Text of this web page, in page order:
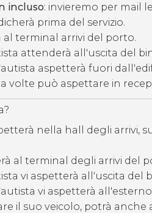
incluso: invieremo per mail
prima del servizio.
al terminal arrivi del porto.
attenderà all'uscita del
aspetterà fuori
volte può aspettare in
nella hall degli arrivi,
al terminal degli arrivi del
vi aspetterà all'uscita del
vi aspetterà all'esterno
il suo veicolo, potrà